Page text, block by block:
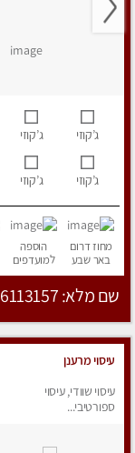
ג’קוזי ג’קוזי
ג’קוזי ג’קוזי
מחוז דרום
באר שבע
הוספה
למועדפים
עיסוי מרענן
עיסוי שוודי, עיסוי
ספורטיבי...